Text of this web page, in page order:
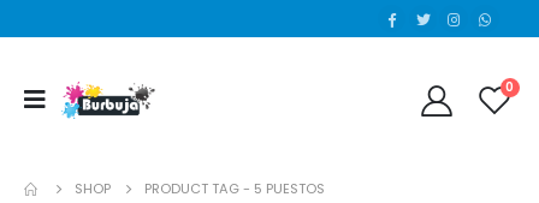
0
SHOP PRODUCT TAG - 5 PUESTOS